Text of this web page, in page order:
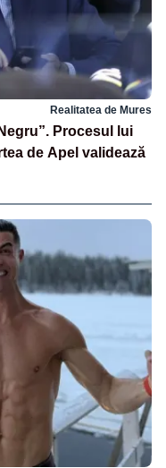
Realitatea de Mures
Procesul lui
de Apel validează